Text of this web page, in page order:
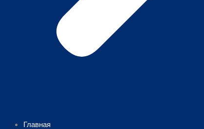
Главная